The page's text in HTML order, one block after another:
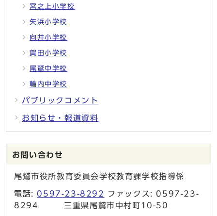
宮之上小学校
矢浜小学校
向井小学校
賀田小学校
尾鷲中学校
輪内中学校
パブリックコメント
お知らせ・報道資料
お問い合わせ
尾鷲市役所教育委員会学校教育課学校指導係
電話: 0597-23-8292
ファックス: 0597-23-
8294 三重県尾鷲市中村町10-50